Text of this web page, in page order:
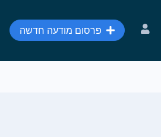
פרסום מודעה חדשה